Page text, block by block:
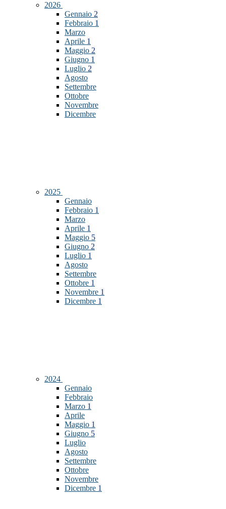
2026
Gennaio 2
Febbraio 1
Marzo
Aprile 1
Maggio 2
Giugno 1
Luglio 2
Agosto
Settembre
Ottobre
Novembre
Dicembre
2025
Gennaio
Febbraio 1
Marzo
Aprile 1
Maggio 5
Giugno 2
Luglio 1
Agosto
Settembre
Ottobre 1
Novembre 1
Dicembre 1
2024
Gennaio
Febbraio
Marzo 1
Aprile
Maggio 1
Giugno 5
Luglio
Agosto
Settembre
Ottobre
Novembre
Dicembre 1